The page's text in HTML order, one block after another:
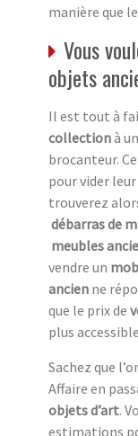
manière que
Vous
objets
Il est tout à
collectionà
brocanteur.
pour vider
trouverez
débarras de
meubles
vendre un
ancien ne
que le prix de
plus
Sachez que
Affaire en
objets d’art.
estimations